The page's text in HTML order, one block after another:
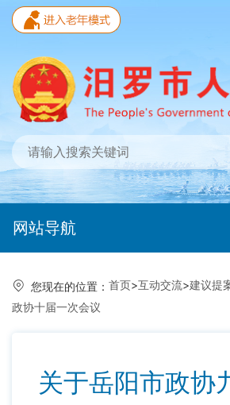
网站导航
您现在的位置： 首页>互动交流>建议提
政协十届一次会议
关于岳阳市政协